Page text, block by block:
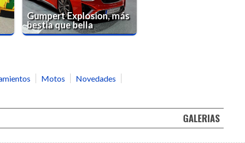
Gumpert Explosion, más
bestia que bella
Motos
Novedades
GALERIAS